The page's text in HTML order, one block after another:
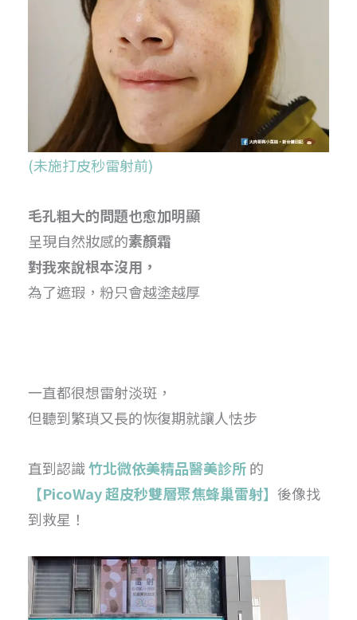
(未施打皮秒雷射前)
毛孔粗大的問題也愈加明顯
呈現自然妝感的素顏霜
對我來說根本沒用，
為了遮瑕，粉只會越塗越厚
一直都很想雷射淡斑，
但聽到繁瑣又長的恢復期就讓人怯步
直到認識竹北微依美精品醫美診所的
【PicoWay 超皮秒雙層聚焦蜂巢雷射】 後像找
到救星！